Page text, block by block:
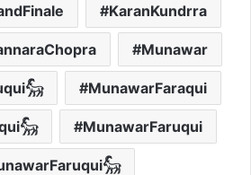
KaranKundrra
Munawar
MunawarFaraqui
MunawarFaruqui